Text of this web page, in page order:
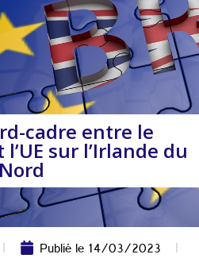
cadre entre le
sur l’Irlande du
Nord
Publié le14/03/2023